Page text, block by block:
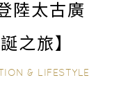
陸太古廣
之旅】
& LIFESTYLE